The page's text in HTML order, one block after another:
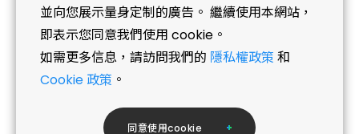
並向您展示量身定制的廣告。 繼續使用本網站，
即表示您同意我們使用 cookie。
如需更多信息，請訪問我們的 隱私權政策 和
Cookie 政策 。
同意使用cookie
NEWS
07.03
兆聯榮獲桃園市庇護工場採購績優企業《金
質獎》